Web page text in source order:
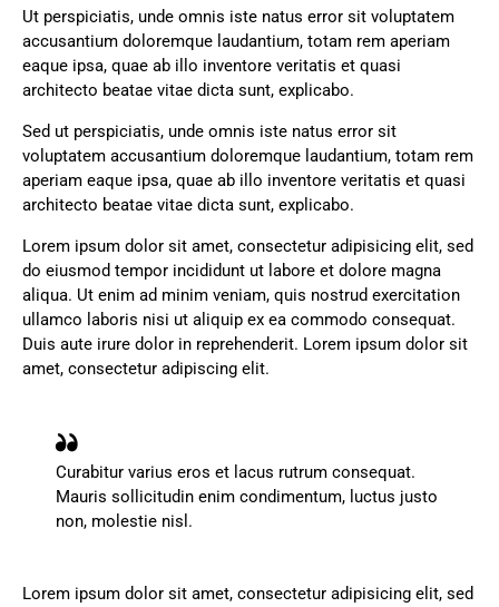
Ut perspiciatis, unde omnis iste natus error sit voluptatem
accusantium doloremque laudantium, totam rem aperiam
eaque ipsa, quae ab illo inventore veritatis et quasi
architecto beatae vitae dicta sunt, explicabo.
Sed ut perspiciatis, unde omnis iste natus error sit
voluptatem accusantium doloremque laudantium, totam rem
aperiam eaque ipsa, quae ab illo inventore veritatis et quasi
architecto beatae vitae dicta sunt, explicabo.
Lorem ipsum dolor sit amet, consectetur adipisicing elit, sed
do eiusmod tempor incididunt ut labore et dolore magna
aliqua. Ut enim ad minim veniam, quis nostrud exercitation
ullamco laboris nisi ut aliquip ex ea commodo consequat.
Duis aute irure dolor in reprehenderit. Lorem ipsum dolor sit
amet, consectetur adipiscing elit.
Curabitur varius eros et lacus rutrum consequat.
Mauris sollicitudin enim condimentum, luctus justo
non, molestie nisl.
Lorem ipsum dolor sit amet, consectetur adipisicing elit, sed